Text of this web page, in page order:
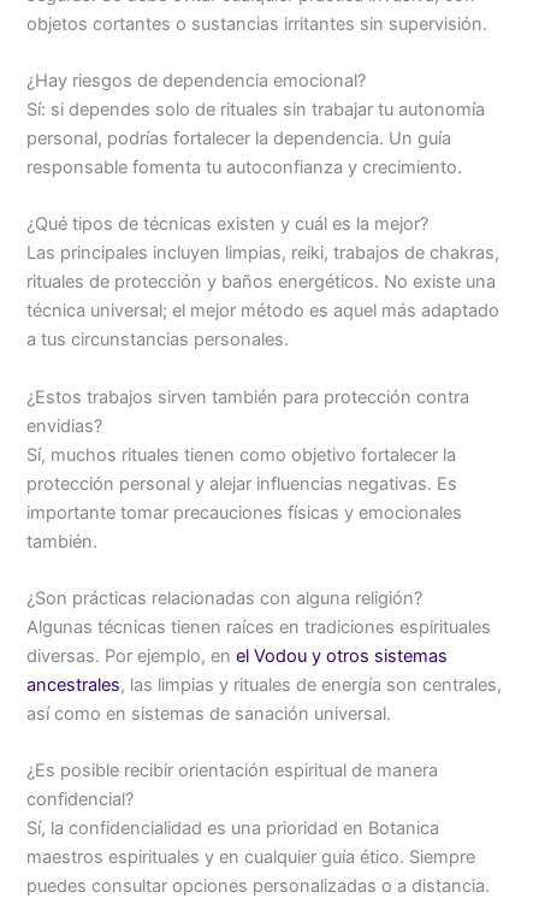
objetos cortantes o sustancias irritantes sin supervisión.
¿Hay riesgos de dependencia emocional?
Sí: si dependes solo de rituales sin trabajar tu autonomía
personal, podrías fortalecer la dependencia. Un guía
responsable fomenta tu autoconfianza y crecimiento.
¿Qué tipos de técnicas existen y cuál es la mejor?
Las principales incluyen limpias, reiki, trabajos de chakras,
rituales de protección y baños energéticos. No existe una
técnica universal; el mejor método es aquel más adaptado
a tus circunstancias personales.
¿Estos trabajos sirven también para protección contra
envidias?
Sí, muchos rituales tienen como objetivo fortalecer la
protección personal y alejar influencias negativas. Es
importante tomar precauciones físicas y emocionales
también.
¿Son prácticas relacionadas con alguna religión?
Algunas técnicas tienen raíces en tradiciones espirituales
diversas. Por ejemplo, enel Vodou y otros sistemas
ancestrales, las limpias y rituales de energía son centrales,
así como en sistemas de sanación universal.
¿Es posible recibir orientación espiritual de manera
confidencial?
Sí, la confidencialidad es una prioridad en Botanica
maestros espirituales y en cualquier guía ético. Siempre
puedes consultar opciones personalizadas o a distancia.